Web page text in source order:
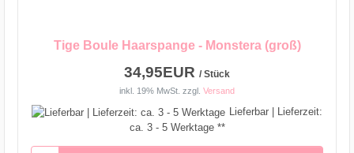
Tige Boule Haarspange - Monstera (groß)
34,95EUR / Stück
inkl. 19% MwSt. zzgl. Versand
Lieferbar | Lieferzeit:
ca. 3 - 5 Werktage **